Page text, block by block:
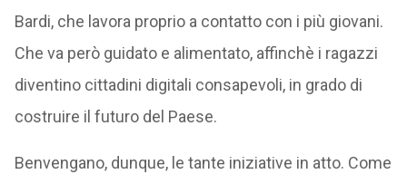
Bardi, che lavora proprio a contatto con i più giovani.
Che va però guidato e alimentato, affinchè i ragazzi
diventino cittadini digitali consapevoli, in grado di
costruire il futuro del Paese.
Benvengano, dunque, le tante iniziative in atto. Come